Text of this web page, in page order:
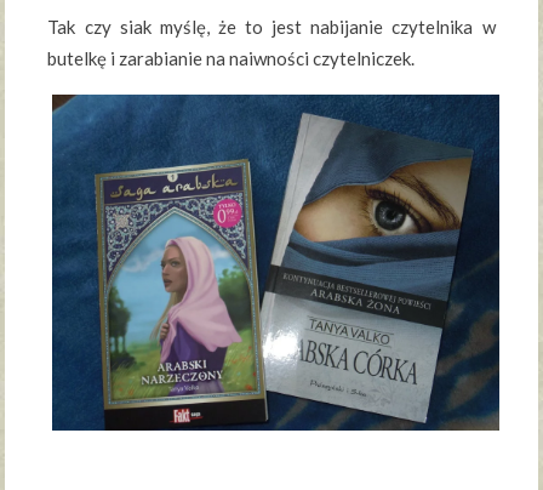
Tak czy siak myślę, że to jest nabijanie czytelnika w
butelkę i zarabianie na naiwności czytelniczek.